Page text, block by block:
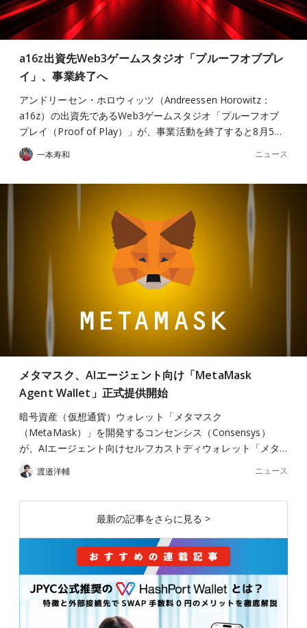
a16z出資先Web3ゲームスタジオ「プルーフオブプレ
イ」、事業終了へ
アンドリーセン・ホロウィッツ（Andreessen Horowitz：
a16z）の出資先であるWeb3ゲームスタジオ「プルーフオブ
プレイ（Proof of Play）」が、事業活動を終了すると8月5…
一本寿和 ニュース
メタマスク、AIエージェント向け「MetaMask
Agent Wallet」正式提供開始
暗号資産（仮想通貨）ウォレット「メタマスク
（MetaMask）」を開発するコンセンシス（Consensys）
が、AIエージェント向けセルフカストディウォレット「メタ…
渡邉洋輔 ニュース
最新の記事をさらに見る >